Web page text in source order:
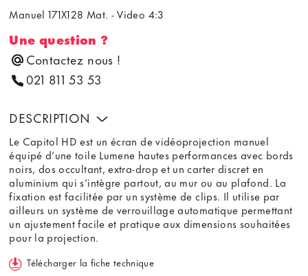
Manuel 171X128 Mat. - Video 4:3
Une question ?
Contactez nous !
021 811 53 53
DESCRIPTION
Le Capitol HD est un écran de vidéoprojection manuel
équipé d’une toile Lumene hautes performances avec bords
noirs, dos occultant, extra-drop et un carter discret en
aluminium qui s’intègre partout, au mur ou au plafond. La
fixation est facilitée par un système de clips. Il utilise par
ailleurs un système de verrouillage automatique permettant
un ajustement facile et pratique aux dimensions souhaitées
pour la projection.
Télécharger la fiche technique